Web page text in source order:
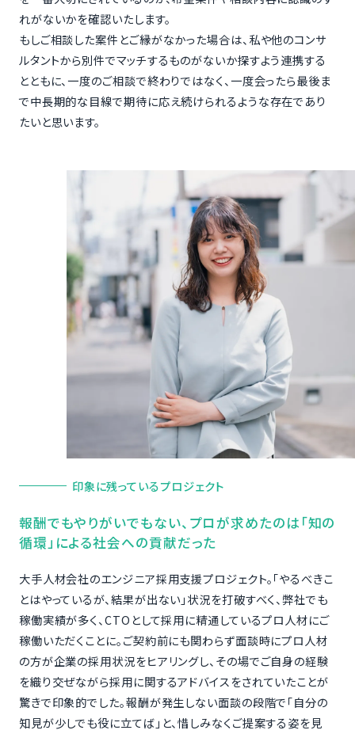
れがないかを確認いたします。
もしご相談した案件とご縁がなかった場合は、私や他のコンサ
ルタントから別件でマッチするものがないか探すよう連携する
とともに、一度のご相談で終わりではなく、一度会ったら最後ま
で中長期的な目線で期待に応え続けられるような存在であり
たいと思います。
印象に残っているプロジェクト
報酬でもやりがいでもない、プロが求めたのは「知の
循環」による社会への貢献だった
大手人材会社のエンジニア採用支援プロジェクト。「やるべきこ
とはやっているが、結果が出ない」状況を打破すべく、弊社でも
稼働実績が多く、CTOとして採用に精通しているプロ人材にご
稼働いただくことに。ご契約前にも関わらず面談時にプロ人材
の方が企業の採用状況をヒアリングし、その場でご自身の経験
を織り交ぜながら採用に関するアドバイスをされていたことが
驚きで印象的でした。報酬が発生しない面談の段階で「自分の
知見が少しでも役に立てば」と、惜しみなくご提案する姿を見